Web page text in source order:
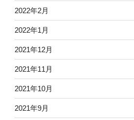
2022年2月
2022年1月
2021年12月
2021年11月
2021年10月
2021年9月